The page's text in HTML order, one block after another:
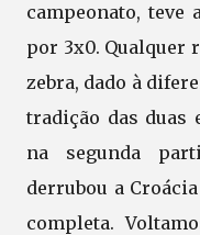
campeonato, teve
por 3x0. Qualquer
zebra, dado à
tradição das duas
na segunda
derrubou a
completa.